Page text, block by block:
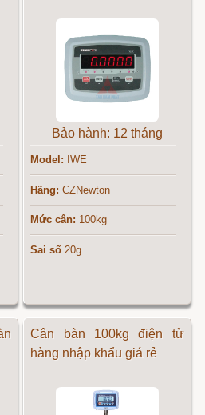
Bảo hành: 12 tháng
Model: IWE
Hãng: CZNewton
Mức cân: 100kg
Sai số 20g
Cân bàn 100kg điện tử
hàng nhập khẩu giá rẻ